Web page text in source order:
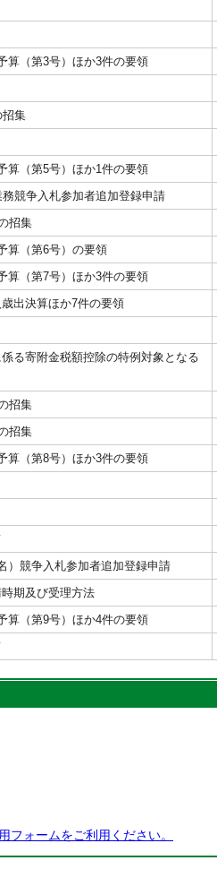
算（第3号）ほか3件の要領
招集
算（第5号）ほか1件の要領
競争入札参加者追加登録申請
招集
算（第6号）の要領
算（第7号）ほか3件の要領
出決算ほか7件の要領
る寄附金税額控除の特例対象となる
招集
招集
算（第8号）ほか3件の要領
）競争入札参加者追加登録申請
期及び受理方法
算（第9号）ほか4件の要領
フォームをご利用ください。